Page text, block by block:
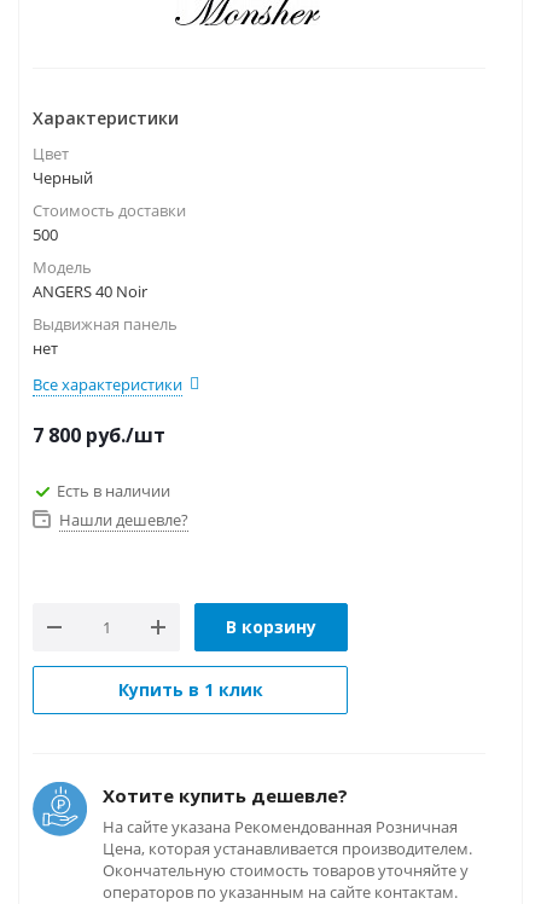
Характеристики
Цвет
Черный
Стоимость доставки
500
Модель
ANGERS 40 Noir
Выдвижная панель
нет
Все характеристики
7 800 руб./шт
Есть в наличии
Нашли дешевле?
В корзину
Купить в 1 клик
Хотите купить дешевле?
На сайте указана Рекомендованная Розничная
Цена, которая устанавливается производителем.
Окончательную стоимость товаров уточняйте у
операторов по указанным на сайте контактам.